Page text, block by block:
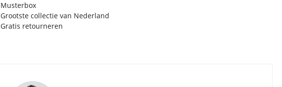
Musterbox
Grootste collectie van Nederland
Gratis retourneren